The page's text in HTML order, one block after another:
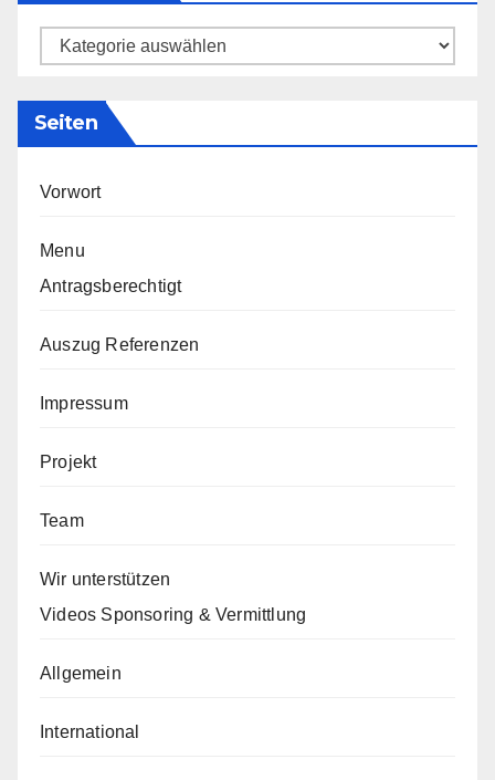
Kategorien
Seiten
Vorwort
Menu
Antragsberechtigt
Auszug Referenzen
Impressum
Projekt
Team
Wir unterstützen
Videos Sponsoring & Vermittlung
Allgemein
International